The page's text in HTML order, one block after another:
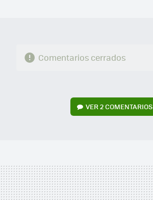
Comentarios cerrados
VER2 COMENTARIOS